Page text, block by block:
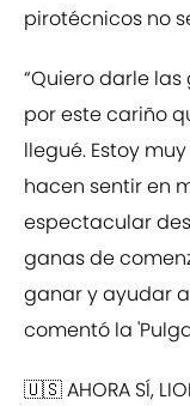
pirotécnicos no
“Quiero darle
por este cariño
llegué. Estoy
hacen sentir en
espectacular
ganas de
ganar y ayudar
comentó la
🇺🇸 AHORA SÍ,